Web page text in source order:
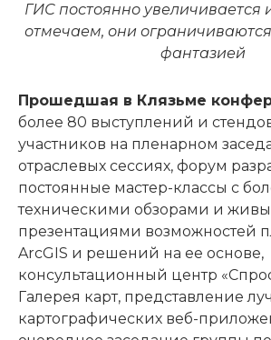
ГИС постоянно увеличивается
отмечаем, они
фантазией
Прошедшая в Клязьме
более 80 выступлений и
участников на пленарном
отраслевых сессиях, форум
постоянные мастер-классы с
техническими обзорами и
презентациями возможностей
ArcGIS и решений на ее основе,
консультационный центр
Галерея карт, представление
картографических веб-